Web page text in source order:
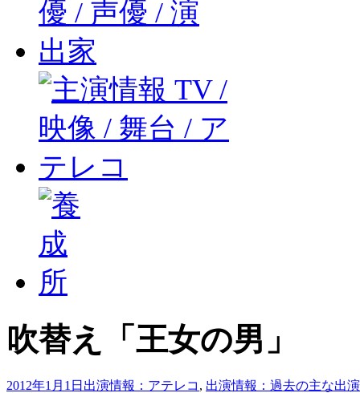
吹替え「王女の男」
2012年1月1日 出演情報：アテレコ , 出演情報：過去の主な出